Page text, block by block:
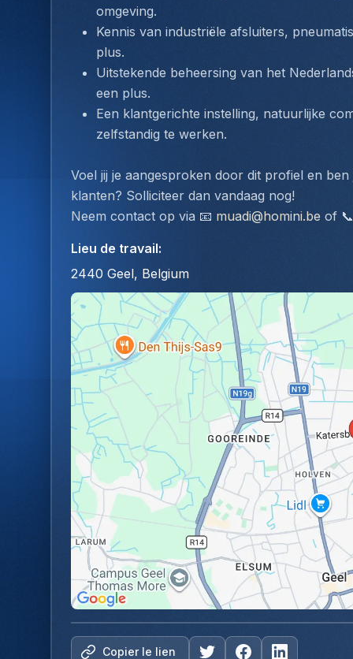
omgeving.
Kennis van industriële afsluiters,
plus.
Uitstekende beheersing van het
een plus.
Een klantgerichte instelling, natuurlijke
zelfstandig te werken.
Voel jij je aangesproken door dit profiel en
klanten? Solliciteer dan vandaag nog!
Neem contact op via 📧 muadi@homini.be of
Lieu de travail:
2440 Geel, Belgium
Copier le lien